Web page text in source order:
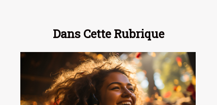
Dans Cette Rubrique